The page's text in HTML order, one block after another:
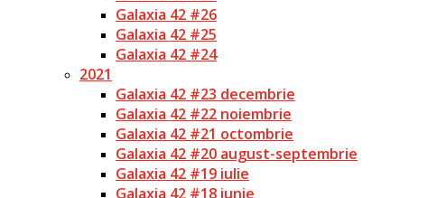
Galaxia 42 #26
Galaxia 42 #25
Galaxia 42 #24
2021
Galaxia 42 #23 decembrie
Galaxia 42 #22 noiembrie
Galaxia 42 #21 octombrie
Galaxia 42 #20 august-septembrie
Galaxia 42 #19 iulie
Galaxia 42 #18 iunie